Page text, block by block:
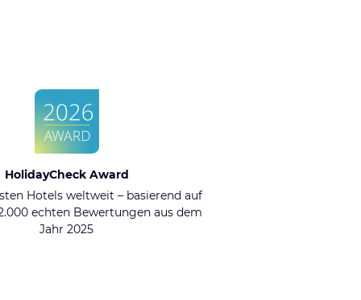
HolidayCheck Award
Hotels weltweit – basierend auf
echten Bewertungen aus dem
Jahr 2025